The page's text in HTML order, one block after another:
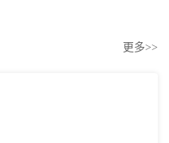
更多>>